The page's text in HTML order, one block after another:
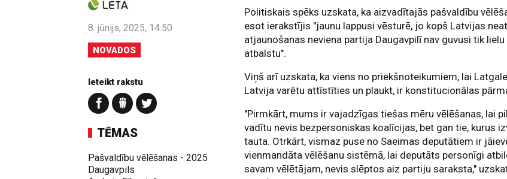
8. jūnijs, 2025, 14:50
NOVADOS
Ieteikt rakstu
TĒMAS
Pašvaldību vēlēšanas - 2025
Daugavpils
Politiskais spēks uzskata, ka aizvadītajās pašvaldību
esot ierakstījis "jaunu lappusi vēsturē, jo kopš Latvijas
atjaunošanas neviena partija Daugavpilī nav guvusi tik lielu
atbalstu".
Viņš arī uzskata, ka viens no priekšnoteikumiem, lai
Latvija varētu attīstīties un plaukt, ir konstitucionālas
"Pirmkārt, mums ir vajadzīgas tiešas mēru vēlēšanas, lai
vadītu nevis bezpersoniskas koalīcijas, bet gan tie, kurus
tauta. Otrkārt, vismaz puse no Saeimas deputātiem ir
vienmandāta vēlēšanu sistēmā, lai deputāts personīgi
savam vēlētājam, nevis slēptos aiz partiju saraksta,"